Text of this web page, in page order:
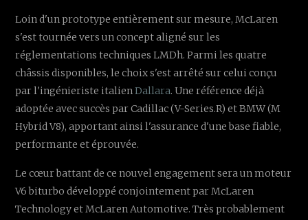
Loin d'un prototype entièrement sur mesure, McLaren
s'est tournée vers un concept aligné sur les
réglementations techniques LMDh. Parmi les quatre
châssis disponibles, le choix s'est arrêté sur celui conçu
par l'ingénieriste italienDallara. Une référence déjà
adoptée avec succès par Cadillac (V-Series.R) et BMW (M
Hybrid V8), apportant ainsi l'assurance d'une base fiable,
performante et éprouvée.
Le cœur battant de ce nouvel engagement sera un moteur
V6 biturbo développé conjointement par McLaren
Technology et McLaren Automotive. Très probablement